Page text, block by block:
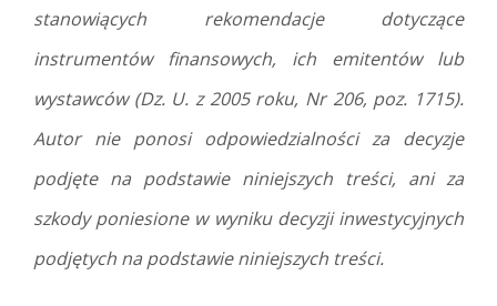
stanowiących rekomendacje dotyczące
instrumentów finansowych, ich emitentów lub
wystawców (Dz. U. z 2005 roku, Nr 206, poz. 1715).
Autor nie ponosi odpowiedzialności za decyzje
podjęte na podstawie niniejszych treści, ani za
szkody poniesione w wyniku decyzji inwestycyjnych
podjętych na podstawie niniejszych treści.